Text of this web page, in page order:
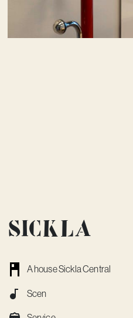
Sickla
A house Sickla Central
Scen